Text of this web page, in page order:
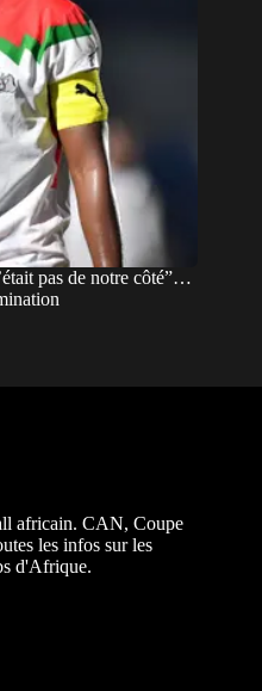
pas de notre côté”…
africain. CAN, Coupe
les infos sur les
d'Afrique.